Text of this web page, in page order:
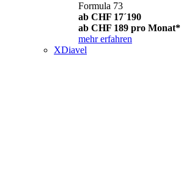
Formula 73
ab CHF 17´190
ab CHF 189 pro Monat*
mehr erfahren
XDiavel